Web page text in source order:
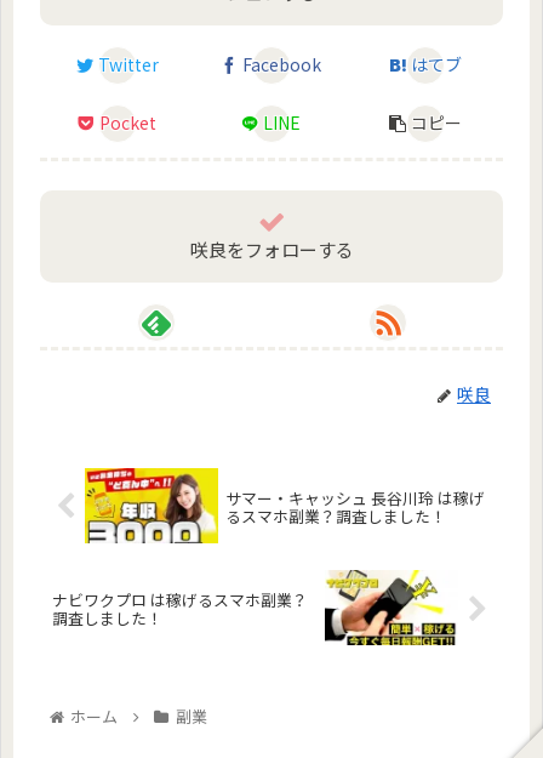
Twitter Facebook はてブ
Pocket LINE コピー
咲良をフォローする
咲良
サマー・キャッシュ 長谷川玲 は稼げ
るスマホ副業？調査しました！
ナビワクプロ は稼げるスマホ副業？
調査しました！
ホーム 副業